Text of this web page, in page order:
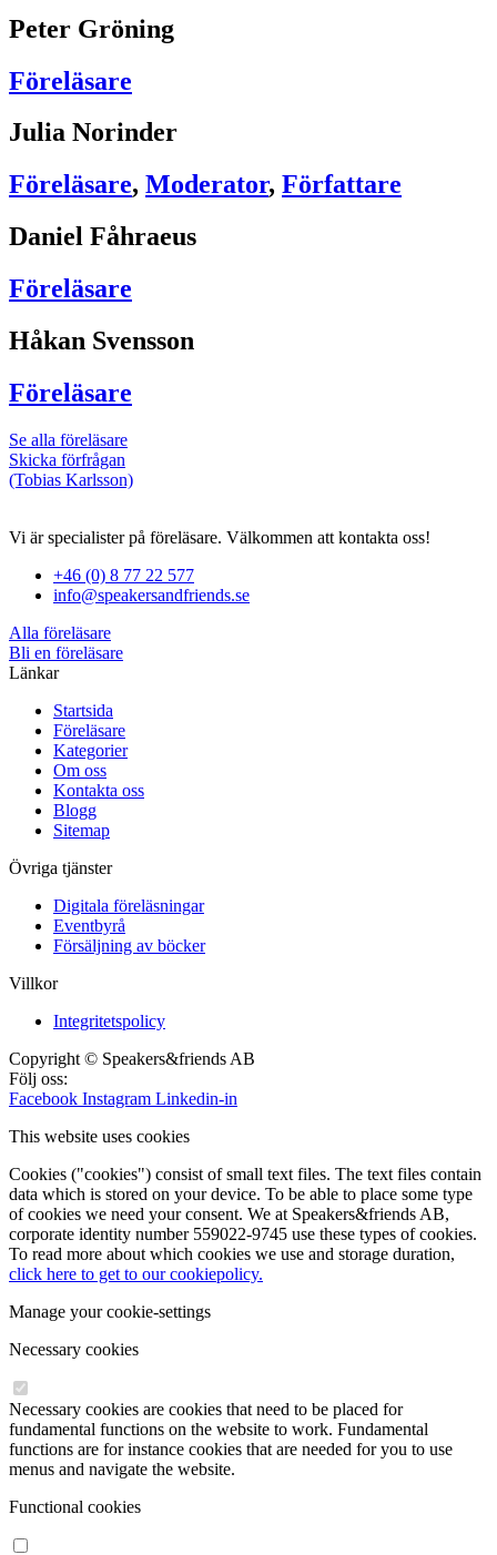
Peter Gröning
Föreläsare
Julia Norinder
Föreläsare, Moderator, Författare
Daniel Fåhraeus
Föreläsare
Håkan Svensson
Föreläsare
Se alla föreläsare
Skicka förfrågan
(Tobias Karlsson)
Vi är specialister på föreläsare. Välkommen att kontakta oss!
+46 (0) 8 77 22 577
info@speakersandfriends.se
Alla föreläsare
Bli en föreläsare​
Länkar
Startsida
Föreläsare
Kategorier
Om oss
Kontakta oss
Blogg
Sitemap
Övriga tjänster
Digitala föreläsningar
Eventbyrå
Försäljning av böcker
Villkor
Integritetspolicy
Copyright © Speakers&friends AB
Följ oss:
Facebook Instagram Linkedin-in
This website uses cookies
Cookies ("cookies") consist of small text files. The text files contain
data which is stored on your device. To be able to place some type
of cookies we need your consent. We at Speakers&friends AB,
corporate identity number 559022-9745 use these types of cookies.
To read more about which cookies we use and storage duration,
click here to get to our cookiepolicy.
Manage your cookie-settings
Necessary cookies
Necessary cookies are cookies that need to be placed for
fundamental functions on the website to work. Fundamental
functions are for instance cookies that are needed for you to use
menus and navigate the website.
Functional cookies